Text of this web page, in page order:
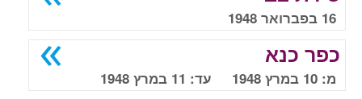
16 בפברואר 1948
כפר כנא
מ: 10 במרץ 1948 עד: 11 במרץ 1948